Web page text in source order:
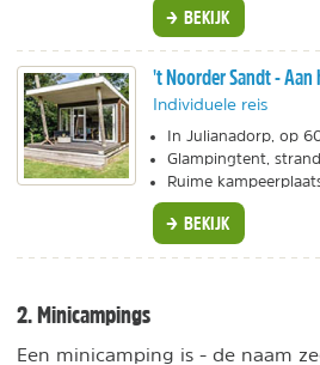
BEKIJK
't Noorder Sandt - Aan
Individuele reis
In Julianadorp, op
Glampingtent,
Ruime
BEKIJK
2. Minicampings
Een minicamping is - de naam